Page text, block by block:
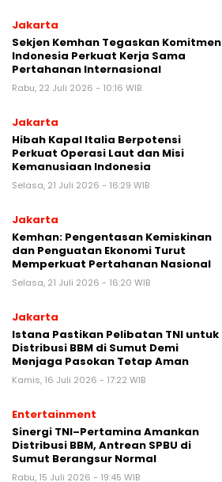
Jakarta
Sekjen Kemhan Tegaskan Komitmen
Indonesia Perkuat Kerja Sama
Pertahanan Internasional
Rabu, 22 Juli 2026 - 10:16 WIB
Jakarta
Hibah Kapal Italia Berpotensi
Perkuat Operasi Laut dan Misi
Kemanusiaan Indonesia
Selasa, 21 Juli 2026 - 16:29 WIB
Jakarta
Kemhan: Pengentasan Kemiskinan
dan Penguatan Ekonomi Turut
Memperkuat Pertahanan Nasional
Selasa, 21 Juli 2026 - 16:20 WIB
Jakarta
Istana Pastikan Pelibatan TNI untuk
Distribusi BBM di Sumut Demi
Menjaga Pasokan Tetap Aman
Kamis, 16 Juli 2026 - 17:22 WIB
Entertainment
Sinergi TNI–Pertamina Amankan
Distribusi BBM, Antrean SPBU di
Sumut Berangsur Normal
Rabu, 15 Juli 2026 - 19:45 WIB